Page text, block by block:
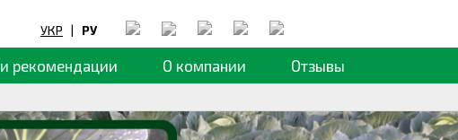
УКР | РУ
и рекомендации О компании Отзывы